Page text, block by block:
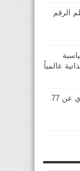
الرقم
عالمياً
وفاة الممثلة الفرنسية ناتالي باي عن 77